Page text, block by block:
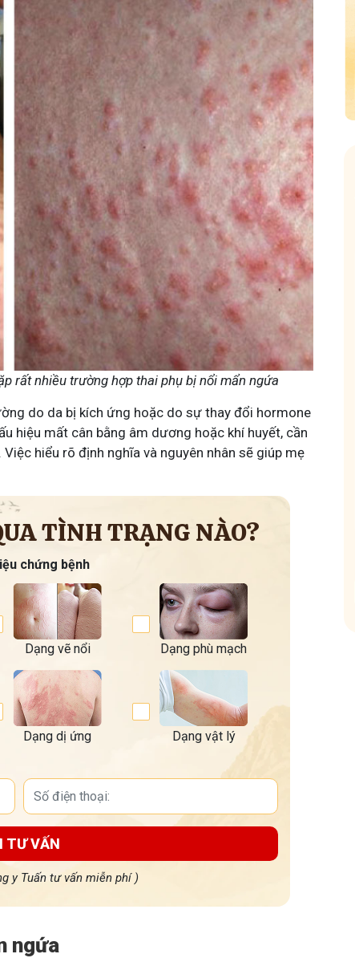
rất nhiều trường hợp thai phụ bị nổi mẩn ngứa
do da bị kích ứng hoặc do sự thay đổi hormone
hiệu mất cân bằng âm dương hoặc khí huyết, cần
hiểu rõ định nghĩa và nguyên nhân sẽ giúp mẹ
TÌNH TRẠNG NÀO?
chứng bệnh
Dạng vẽ nổi Dạng phù mạch
Dạng dị ứng Dạng vật lý
TƯ VẤN
y Tuấn tư vấn miễn phí )
ngứa
chuyện thuốc Nam, về
cách chăm sóc bản
nhóm
Hội Đau Xương Khớp - Tuấn Tôi Đồng
85,3Kthành viên
Cộng đồng cho bà con gặp vấn đề xương khớp,
Tuấn tôi học cách chăm sóc và điều trị để giảm